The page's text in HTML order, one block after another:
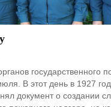
государственного
В этот день в 1927
документ о создании